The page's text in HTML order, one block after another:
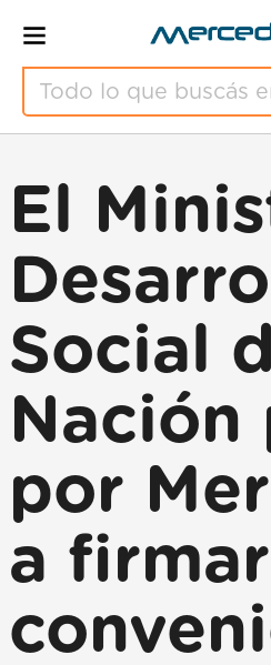
El
Social
Nación
por
a